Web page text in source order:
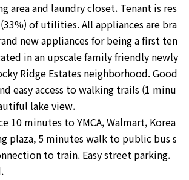
area and laundry closet. Tenant is res
of utilities. All appliances are bra
new appliances for being a first ten
in an upscale family friendly newly
Ridge Estates neighborhood. Good
easy access to walking trails (1 minu
lake view.
10 minutes to YMCA, Walmart, Korea
plaza, 5 minutes walk to public bus s
to train. Easy street parking.